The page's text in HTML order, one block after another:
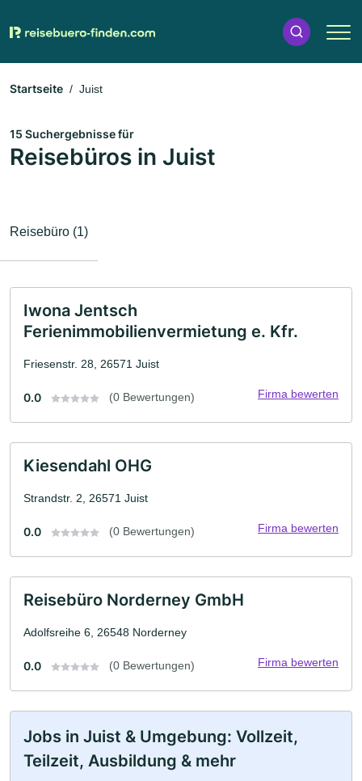
Startseite Juist
15 Suchergebnisse für
Reisebüros in Juist
Reisebüro (1)
Iwona Jentsch
Ferienimmobilienvermietung e. Kfr.
Friesenstr. 28, 26571 Juist
0.0 (0 Bewertungen) Firma bewerten
Kiesendahl OHG
Strandstr. 2, 26571 Juist
0.0 (0 Bewertungen) Firma bewerten
Reisebüro Norderney GmbH
Adolfsreihe 6, 26548 Norderney
0.0 (0 Bewertungen) Firma bewerten
Jobs in Juist & Umgebung: Vollzeit,
Teilzeit, Ausbildung & mehr